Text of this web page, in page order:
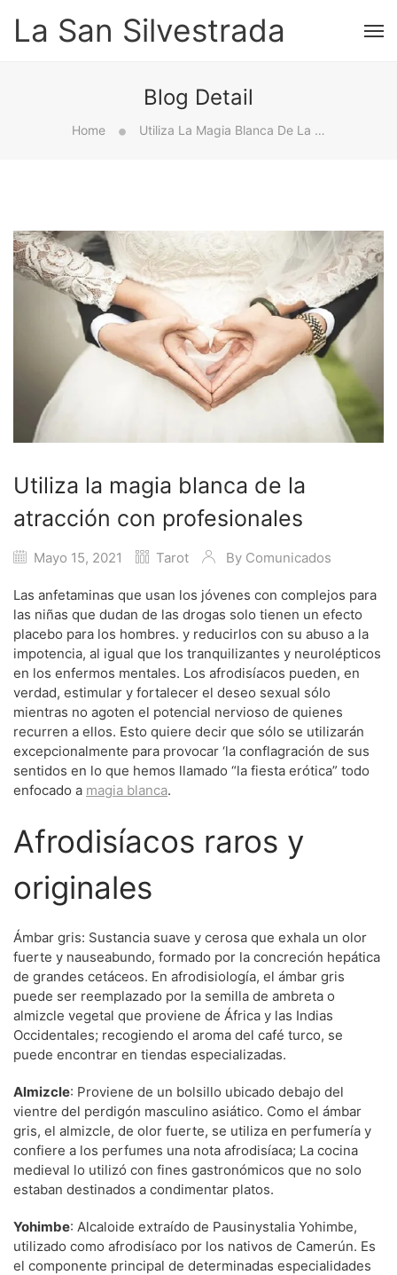
La San Silvestrada
Blog Detail
Home Utiliza La Magia Blanca De La Atracción Con Profesionales
Utiliza la magia blanca de la
atracción con profesionales
Mayo 15, 2021 Tarot By Comunicados
Las anfetaminas que usan los jóvenes con complejos para
las niñas que dudan de las drogas solo tienen un efecto
placebo para los hombres. y reducirlos con su abuso a la
impotencia, al igual que los tranquilizantes y neurolépticos
en los enfermos mentales. Los afrodisíacos pueden, en
verdad, estimular y fortalecer el deseo sexual sólo
mientras no agoten el potencial nervioso de quienes
recurren a ellos. Esto quiere decir que sólo se utilizarán
excepcionalmente para provocar ‘la conflagración de sus
sentidos en lo que hemos llamado “la fiesta erótica” todo
enfocado a magia blanca.
Afrodisíacos raros y
originales
Ámbar gris: Sustancia suave y cerosa que exhala un olor
fuerte y nauseabundo, formado por la concreción hepática
de grandes cetáceos. En afrodisiología, el ámbar gris
puede ser reemplazado por la semilla de ambreta o
almizcle vegetal que proviene de África y las Indias
Occidentales; recogiendo el aroma del café turco, se
puede encontrar en tiendas especializadas.
Almizcle: Proviene de un bolsillo ubicado debajo del
vientre del perdigón masculino asiático. Como el ámbar
gris, el almizcle, de olor fuerte, se utiliza en perfumería y
confiere a los perfumes una nota afrodisíaca; La cocina
medieval lo utilizó con fines gastronómicos que no solo
estaban destinados a condimentar platos.
Yohimbe: Alcaloide extraído de Pausinystalia Yohimbe,
utilizado como afrodisíaco por los nativos de Camerún. Es
el componente principal de determinadas especialidades